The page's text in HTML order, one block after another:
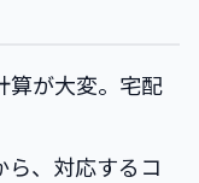
算が大変。宅配
ら、対応するコ